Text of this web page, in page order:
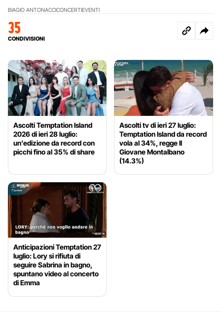
BIAGIO ANTONACCICONCERTIEVENTI
35
CONDIVISIONI
Ascolti Temptation Island
2026 di ieri 28 luglio:
un’edizione da record con
picchi fino al 35% di share
Ascolti tv di ieri 27 luglio:
Temptation Island da record
vola al 34%, regge Il
Giovane Montalbano
(14.3%)
Anticipazioni Temptation 27
luglio: Lory si rifiuta di
seguire Sabrina in bagno,
spuntano video al concerto
di Emma